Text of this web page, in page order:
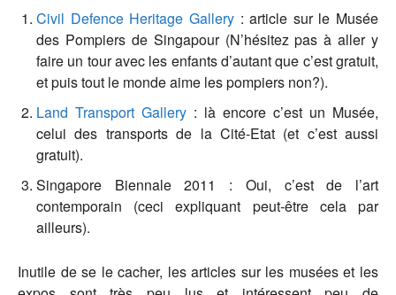
Civil Defence Heritage Gallery: article sur le Musée
des Pompiers de Singapour (N’hésitez pas à aller y
faire un tour avec les enfants d’autant que c’est gratuit,
et puis tout le monde aime les pompiers non?).
Land Transport Gallery : là encore c’est un Musée,
celui des transports de la Cité-Etat (et c’est aussi
gratuit).
Singapore Biennale 2011 : Oui, c’est de l’art
contemporain (ceci expliquant peut-être cela par
ailleurs).
Inutile de se le cacher, les articles sur les musées et les